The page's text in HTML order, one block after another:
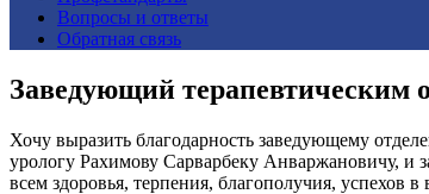
Вопросы и ответы
Обратная связь
Заведующий терапевтическим
Хочу выразить благодарность заведующему
урологу Рахимову Сарварбеку Анваржановичу,
всем здоровья, терпения, благополучия,